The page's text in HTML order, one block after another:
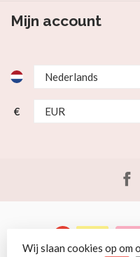
Mijn account
€
Wij slaan cookies op om